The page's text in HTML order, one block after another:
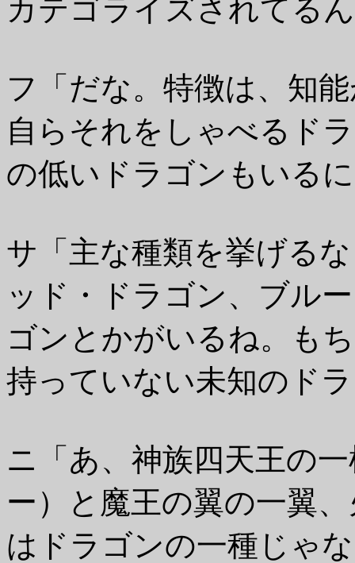
カテゴライズされてる
フ「だな。特徴は、知
自らそれをしゃべるド
の低いドラゴンもいる
サ「主な種類を挙げる
ッド・ドラゴン、ブル
ゴンとかがいるね。も
持っていない未知のド
ニ「あ、神族四天王の
ー）と魔王の翼の一翼
はドラゴンの一種じゃ